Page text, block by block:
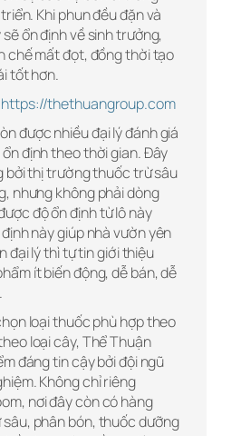
Khi phun đều đặn và
ổn định về sinh trưởng,
chế mất đọt, đồng thời tạo
tốt hơn.
https://thethuangroup.com
được nhiều đại lý đánh giá
định theo thời gian. Đây
bởi thị trường thuốc trừ sâu
nhưng không phải dòng
độ ổn định từ lô này
này giúp nhà vườn yên
đại lý thì tự tin giới thiệu
ít biến động, dễ bán, dễ
loại thuốc phù hợp theo
loại cây, Thể Thuận
đáng tin cậy bởi đội ngũ
Không chỉ riêng
nơi đây còn có hàng
phân bón, thuốc dưỡng